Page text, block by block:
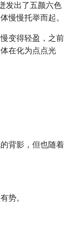
发出了五颜六色
慢慢托举而起。
变得轻盈，之前
在化为点点光
背影，但也随着
势。